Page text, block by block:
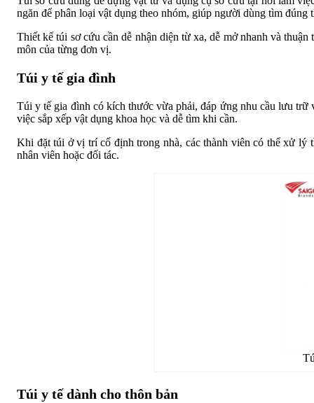
ngăn để phân loại vật dụng theo nhóm, giúp người dùng tìm đúng
Thiết kế túi sơ cứu cần dễ nhận diện từ xa, dễ mở nhanh và
môn của từng đơn vị.
Túi y tế gia đình
Túi y tế gia đình có kích thước vừa phải, đáp ứng nhu cầu lưu trữ
việc sắp xếp vật dụng khoa học và dễ tìm khi cần.
Khi đặt túi ở vị trí cố định trong nhà, các thành viên có thể xử lý
nhân viên hoặc đối tác.
Túi y tế dành cho thôn bản